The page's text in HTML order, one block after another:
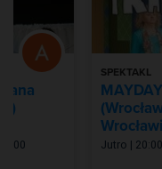
SPEKTAKL
Jutro | 20:00